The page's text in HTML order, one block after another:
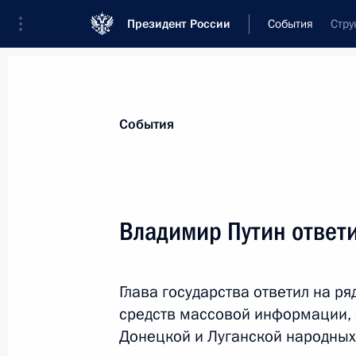
Президент России События
Новости
Послания Федеральному Собранию
Совещания, заседания, рабочие встречи
Речи и обращения
События
Владимир Путин
Глава государства ответил на
средств массовой информации,
Донецкой и Луганской